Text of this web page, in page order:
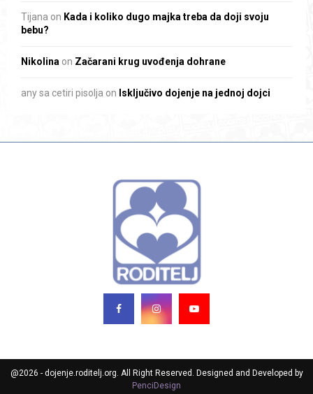
Tijana on Kada i koliko dugo majka treba da doji svoju
bebu?
Nikolina on Začarani krug uvođenja dohrane
any sa cetiri pisolja on Isključivo dojenje na jednoj dojci
@2026 - dojenje.roditelj.org. All Right Reserved. Designed and Developed by
PenciDesign